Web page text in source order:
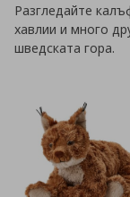
Разгледайте
хавлии и много
шведската гора.